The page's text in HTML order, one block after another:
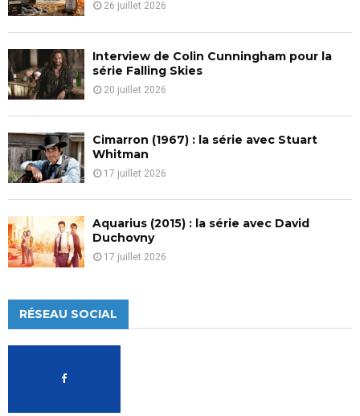
26 juillet 2026
Interview de Colin Cunningham pour la
série Falling Skies
20 juillet 2026
Cimarron (1967) : la série avec Stuart
Whitman
17 juillet 2026
Aquarius (2015) : la série avec David
Duchovny
17 juillet 2026
RÉSEAU SOCIAL